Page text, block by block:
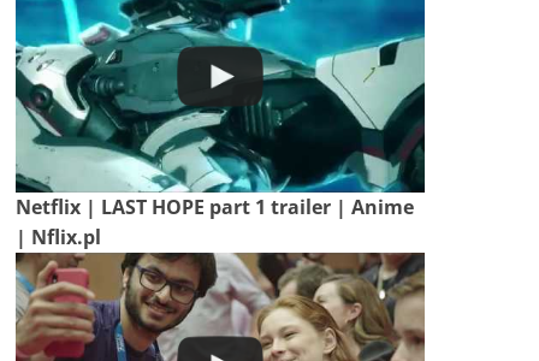
Netflix | LAST HOPE part 1 trailer | Anime
| Nflix.pl